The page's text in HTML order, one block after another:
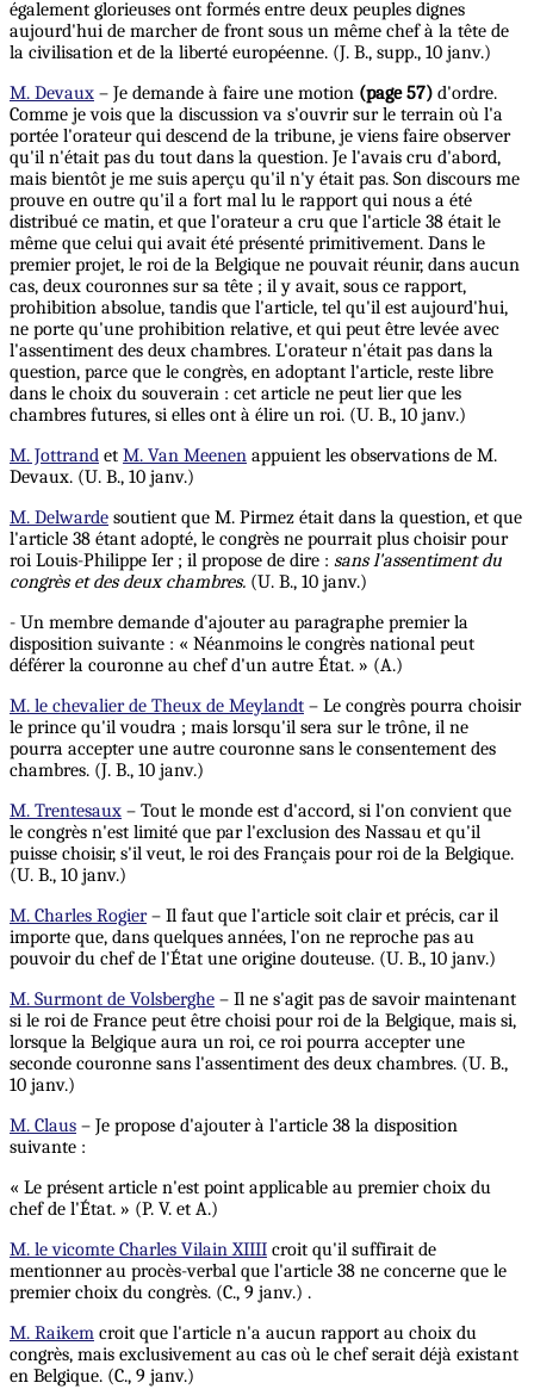
également glorieuses ont formés entre deux peuples dignes
aujourd'hui de marcher de front sous un même chef à la tête de
la civilisation et de la liberté européenne. (J. B., supp., 10 janv.)
M. Devaux – Je demande à faire une motion (page 57) d'ordre.
Comme je vois que la discussion va s'ouvrir sur le terrain où l'a
portée l'orateur qui descend de la tribune, je viens faire observer
qu'il n'était pas du tout dans la question. Je l'avais cru d'abord,
mais bientôt je me suis aperçu qu'il n'y était pas. Son discours me
prouve en outre qu'il a fort mal lu le rapport qui nous a été
distribué ce matin, et que l'orateur a cru que l'article 38 était le
même que celui qui avait été présenté primitivement. Dans le
premier projet, le roi de la Belgique ne pouvait réunir, dans aucun
cas, deux couronnes sur sa tête ; il y avait, sous ce rapport,
prohibition absolue, tandis que l'article, tel qu'il est aujourd'hui,
ne porte qu'une prohibition relative, et qui peut être levée avec
l'assentiment des deux chambres. L'orateur n'était pas dans la
question, parce que le congrès, en adoptant l'article, reste libre
dans le choix du souverain : cet article ne peut lier que les
chambres futures, si elles ont à élire un roi. (U. B., 10 janv.)
M. Jottrand et M. Van Meenen appuient les observations de M.
Devaux. (U. B., 10 janv.)
M. Delwarde soutient que M. Pirmez était dans la question, et que
l'article 38 étant adopté, le congrès ne pourrait plus choisirpour
roi Louis-Philippe Ier ; il propose de dire : sans l'assentiment du
congrès et des deux chambres. (U. B., 10 janv.)
- Un membre demande d'ajouter au paragraphe premier la
disposition suivante : « Néanmoins le congrès national peut
déférer la couronne au chef d'un autre État. » (A.)
M. le chevalier de Theux de Meylandt – Le congrès pourra choisir
le prince qu'il voudra ; mais lorsqu'il sera sur le trône, il ne
pourra accepter une autre couronne sans le consentement des
chambres. (J. B., 10 janv.)
M. Trentesaux – Tout le monde est d'accord, si l'on convient que
le congrès n'est limité que par l'exclusion des Nassau et qu'il
puisse choisir, s'il veut, le roi des Français pour roi de la Belgique.
(U. B., 10 janv.)
M. Charles Rogier– Il faut que l'article soit clair et précis, car il
importe que, dans quelques années, l'on ne reproche pas au
pouvoir du chef de l'État une origine douteuse. (U. B., 10 janv.)
M. Surmont de Volsberghe – Il ne s'agit pas de savoir maintenant
si le roi de France peut être choisi pour roi de la Belgique, mais si,
lorsque la Belgique aura un roi, ce roi pourra accepter une
seconde couronne sans l'assentiment des deux chambres. (U. B.,
10 janv.)
M. Claus – Je propose d'ajouter à l'article 38 la disposition
suivante :
« Le présent article n'est point applicable au premier choix du
chef de l'État. » (P. V. et A.)
M. le vicomte Charles Vilain XIIII croit qu'il suffirait de
mentionner au procès-verbal que l'article 38 ne concerne que le
premier choix du congrès. (C., 9 janv.) .
M. Raikem croit que l'article n'a aucun rapport au choix du
congrès, mais exclusivement au cas où le chef serait déjà existant
en Belgique. (C., 9 janv.)